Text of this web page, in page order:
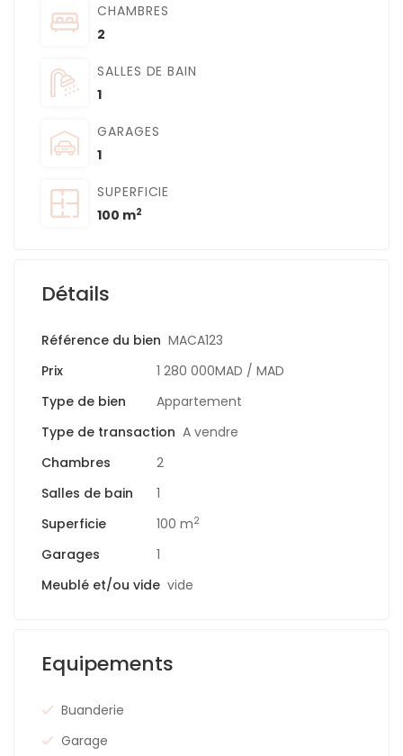
CHAMBRES
2
SALLES DE BAIN
1
GARAGES
1
SUPERFICIE
100 m2
Détails
Référence du bien MACA123
Prix
1 280 000MAD / MAD
Type de bien
Appartement
Type de transaction A vendre
Chambres
2
Salles de bain
1
Superficie
100 m2
Garages
1
Meublé et/ou vide vide
Equipements
Buanderie
Garage